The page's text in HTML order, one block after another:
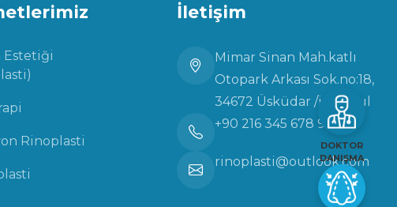
DOKTOR
DANIŞMA
Rinoplasti
İletişim
Mimar Sinan Mah.katlı
Otopark Arkası Sok.no:18,
34672 Üsküdar /istanbul
+90 216 345 678 9101
rinoplasti@outlook.com